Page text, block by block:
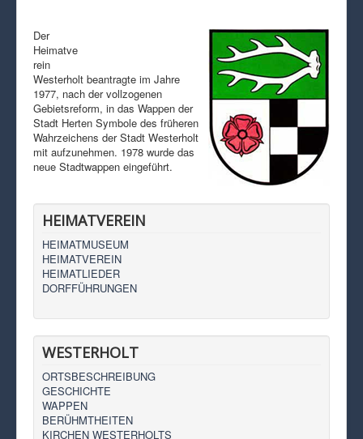
Der
Heimatve
rein
Westerholt beantragte im Jahre
1977, nach der vollzogenen
Gebietsreform, in das Wappen der
Stadt Herten Symbole des früheren
Wahrzeichens der Stadt Westerholt
mit aufzunehmen. 1978 wurde das
neue Stadtwappen eingeführt.
HEIMATVEREIN
HEIMATMUSEUM
HEIMATVEREIN
HEIMATLIEDER
DORFFÜHRUNGEN
WESTERHOLT
ORTSBESCHREIBUNG
GESCHICHTE
WAPPEN
BERÜHMTHEITEN
KIRCHEN WESTERHOLTS